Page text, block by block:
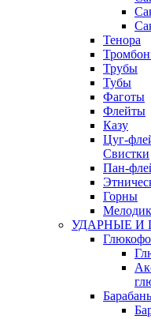
Тенора
Трубы
Тубы
Фаготы
Флейты
Казу
Цуг-
Свистки
Пан-
Горны
УДАРНЫЕ И